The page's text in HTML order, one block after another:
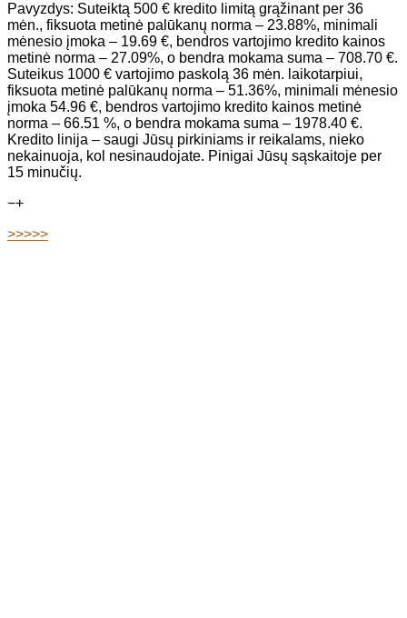
Pavyzdys: Suteiktą 500 € kredito limitą grąžinant per 36
mėn., fiksuota metinė palūkanų norma – 23.88%, minimali
mėnesio įmoka – 19.69 €, bendros vartojimo kredito kainos
metinė norma – 27.09%, o bendra mokama suma – 708.70 €.
Suteikus 1000 € vartojimo paskolą 36 mėn. laikotarpiui,
fiksuota metinė palūkanų norma – 51.36%, minimali mėnesio
įmoka 54.96 €, bendros vartojimo kredito kainos metinė
norma – 66.51 %, o bendra mokama suma – 1978.40 €.
Kredito linija – saugi Jūsų pirkiniams ir reikalams, nieko
nekainuoja, kol nesinaudojate. Pinigai Jūsų sąskaitoje per
15 minučių.
−+
>>>>>